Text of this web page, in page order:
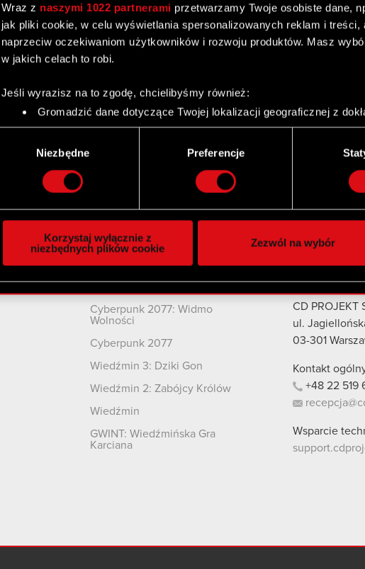
Wraz z naszymi 1022 partnerami przetwarzamy Twoje osobiste dane,
jak pliki cookie, w celu wyświetlania spersonalizowanych reklam i
naprzeciw oczekiwaniom użytkowników i rozwoju produktów. Masz
w jakich celach to robi.
Jeśli wyrazisz na to zgodę, chcielibyśmy również:
Gromadzić dane dotyczące Twojej lokalizacji geograficznej z
Identyfikować Twoje urządzenie, aktywnie analizując
Dowiedz się więcej odnośnie tego, jak Twoje osobiste dane są
szczegółów . W Deklaracji plików cookie możesz zmienić lub wycofać
Wykorzystujemy pliki cookie do spersonalizowania treści i reklam, aby
społecznościowym, reklamowym i analitycznym. Partnerzy mogą
otrzymanymi od Ciebie lub uzyskanymi podczas korzystania z ich
zgadasz się na używanie plików cookie.
Niezbędne Preferencje
Korzystaj wyłącznie z
niezbędnych plików cookie
Zezwól na wybór
Produkty
Cyberpunk 2077: Widmo
Wolności
Cyberpunk 2077
Wiedźmin 3: Dziki Gon
Wiedźmin 2: Zabójcy Królów
Wiedźmin
GWINT: Wiedźmińska Gra
Karciana
Kontakt
CD PROJEKT
ul.
03-301
Kontakt
+48 22 519
Wsparcie